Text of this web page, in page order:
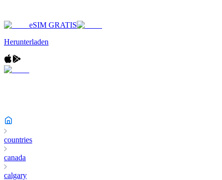
eSIM GRATIS
Herunterladen
countries
canada
calgary